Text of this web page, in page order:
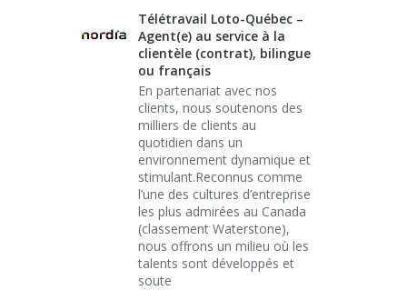
Télétravail Loto-Québec –
Agent(e) au service à la
clientèle (contrat), bilingue
ou français
En partenariat avec nos
clients, nous soutenons des
milliers de clients au
quotidien dans un
environnement dynamique et
stimulant.Reconnus comme
l’une des cultures d’entreprise
les plus admirées au Canada
(classement Waterstone),
nous offrons un milieu où les
talents sont développés et
soute